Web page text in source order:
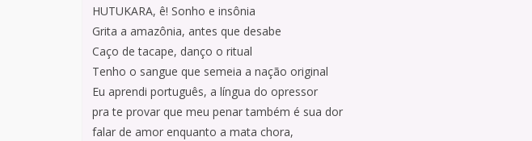
HUTUKARA, ê! Sonho e insônia
Grita a amazônia, antes que desabe
Caço de tacape, danço o ritual
Tenho o sangue que semeia a nação original
Eu aprendi português, a língua do opressor
pra te provar que meu penar também é sua dor
falar de amor enquanto a mata chora,